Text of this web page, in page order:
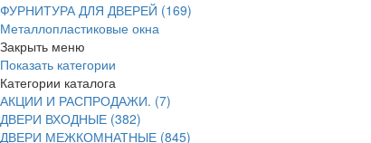
ФУРНИТУРА ДЛЯ ДВЕРЕЙ (169)
Металлопластиковые окна
Закрыть меню
Показать категории
Категории каталога
АКЦИИ И РАСПРОДАЖИ. (7)
ДВЕРИ ВХОДНЫЕ (382)
ДВЕРИ МЕЖКОМНАТНЫЕ (845)